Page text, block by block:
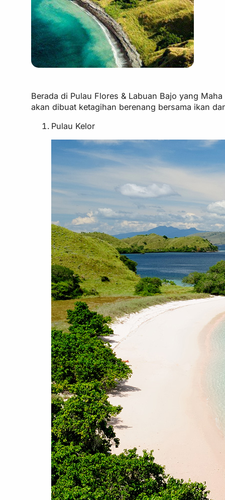
Berada di Pulau Flores & Labuan Bajo yang
akan dibuat ketagihan berenang bersama ikan
Pulau Kelor